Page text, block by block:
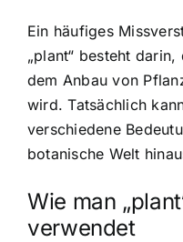
Ein häufiges
„plant“ besteht
dem Anbau von
wird. Tatsächlich
verschiedene
botanische Welt
Wie man
verwendet